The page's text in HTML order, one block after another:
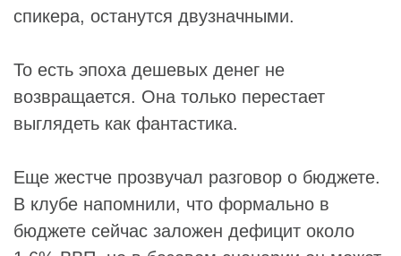
спикера, останутся двузначными.
То есть эпоха дешевых денег не
возвращается. Она только перестает
выглядеть как фантастика.
Еще жестче прозвучал разговор о бюджете.
В клубе напомнили, что формально в
бюджете сейчас заложен дефицит около